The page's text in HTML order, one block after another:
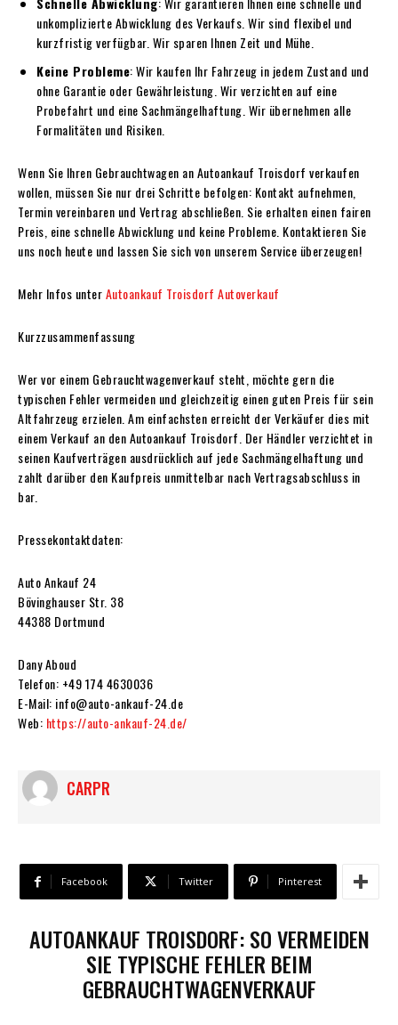
unkomplizierte Abwicklung des Verkaufs. Wir sind flexibel und
kurzfristig verfügbar. Wir sparen Ihnen Zeit und Mühe.
Keine Probleme: Wir kaufen Ihr Fahrzeug in jedem Zustand und
ohne Garantie oder Gewährleistung. Wir verzichten auf eine
Probefahrt und eine Sachmängelhaftung. Wir übernehmen alle
Formalitäten und Risiken.
Wenn Sie Ihren Gebrauchtwagen an Autoankauf Troisdorf verkaufen
wollen, müssen Sie nur drei Schritte befolgen: Kontakt aufnehmen,
Termin vereinbaren und Vertrag abschließen. Sie erhalten einen fairen
Preis, eine schnelle Abwicklung und keine Probleme. Kontaktieren Sie
uns noch heute und lassen Sie sich von unserem Service überzeugen!
Mehr Infos unterAutoankauf Troisdorf Autoverkauf
Kurzzusammenfassung
Wer vor einem Gebrauchtwagenverkauf steht, möchte gern die
typischen Fehler vermeiden und gleichzeitig einen guten Preis für sein
Altfahrzeug erzielen. Am einfachsten erreicht der Verkäufer dies mit
einem Verkauf an den Autoankauf Troisdorf. Der Händler verzichtet in
seinen Kaufverträgen ausdrücklich auf jede Sachmängelhaftung und
zahlt darüber den Kaufpreis unmittelbar nach Vertragsabschluss in
bar.
Pressekontaktdaten:
Auto Ankauf 24
Bövinghauser Str. 38
44388 Dortmund
Dany Aboud
Telefon: +49 174 4630036
E-Mail: info@auto-ankauf-24.de
Web: https://auto-ankauf-24.de/
CARPR
Facebook Twitter Pinterest
AUTOANKAUF TROISDORF: SO VERMEIDEN
SIE TYPISCHE FEHLER BEIM
GEBRAUCHTWAGENVERKAUF